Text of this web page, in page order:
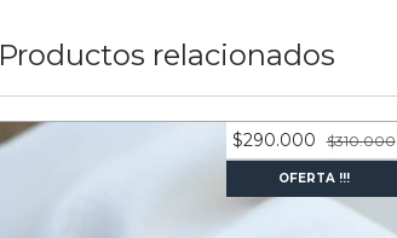
Productos relacionados
$290.000 $310.000
OFERTA !!!